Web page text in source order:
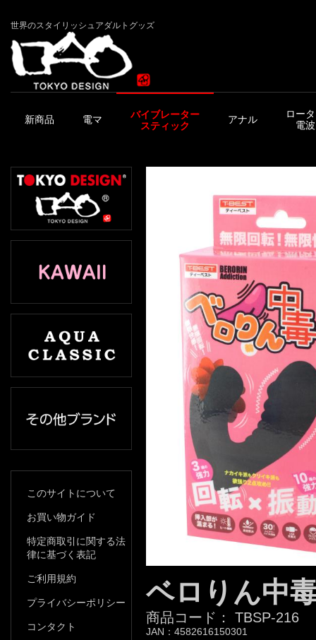
世界のスタイリッシュアダルトグッズ
新商品 電マ
バイブレーター
スティック
アナル
ロー
電波
このサイトについて
お買い物ガイド
特定商取引に関する法
律に基づく表記
ご利用規約
プライバシーポリシー
コンタクト
ベロりん中
商品コード： TBSP-216
JAN： 4582616150301